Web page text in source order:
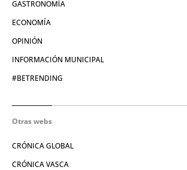
GASTRONOMÍA
ECONOMÍA
OPINIÓN
INFORMACIÓN MUNICIPAL
#BETRENDING
Otras webs
CRÓNICA GLOBAL
CRÓNICA VASCA